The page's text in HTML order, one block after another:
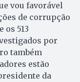
vou favorável
de corrupção
os 513
por
também
estão
da